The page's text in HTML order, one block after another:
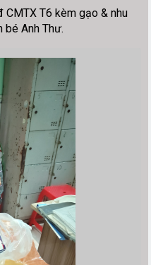
CMTX T6 kèm gạo & nhu
bé Anh Thư.